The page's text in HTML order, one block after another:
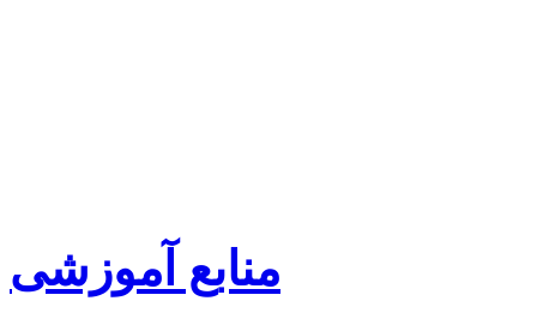
منابع آموزشی